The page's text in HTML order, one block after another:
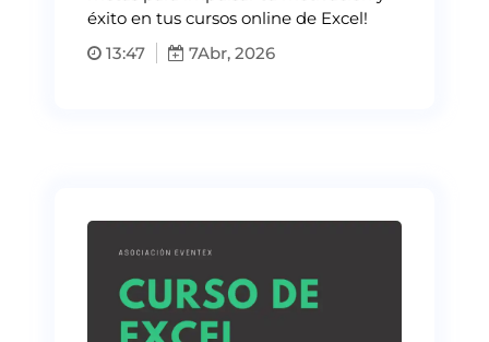
éxito en tus cursos online de Excel!
13:47
7Abr, 2026